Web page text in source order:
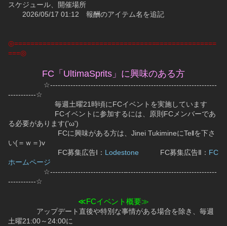
スケジュール、開催場所
2026/05/17 01:12　報酬のアイテム名を追記
◎==================================================
===◎
FC「UltimaSprits」に興味のある方
☆------------------------------------------------------------------
-----------☆
毎週土曜21時頃にFCイベントを実施しています
FCイベントに参加するには、原則FCメンバーであ
る必要があります('ω')
FCに興味がある方は、Jinei TukimineにTellを下さ
い(＝ｗ＝)v
FC募集広告Ⅰ： Lodestone FC募集広告Ⅱ： FC
ホームページ
☆------------------------------------------------------------------
-----------☆
≪FCイベント概要≫
アップデート直後や特別な事情がある場合を除き、毎週
土曜21:00～24:00に